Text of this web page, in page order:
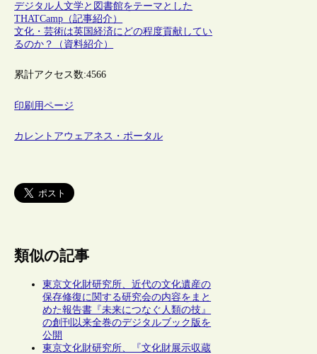
デジタル人文学と図書館をテーマとした
THATCamp（記事紹介）
文化・芸術は英国経済にどの程度貢献してい
るのか？（資料紹介）
累計アクセス数:4566
印刷用ページ
カレントアウェアネス・ポータル
類似の記事
東京文化財研究所、近代の文化遺産の
保存修復に関する研究会の内容をまと
めた報告書『未来につなぐ人類の技』
の創刊以来全巻のデジタルブック版を
公開
東京文化財研究所、『文化財展示収蔵